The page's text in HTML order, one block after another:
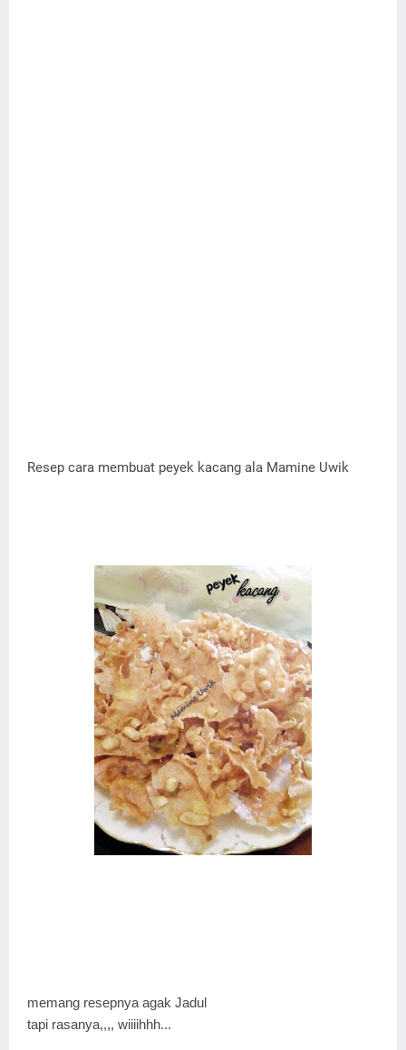
Resep cara membuat peyek kacang ala Mamine Uwik
memang resepnya agak Jadul
tapi rasanya,,,, wiiiihhh...